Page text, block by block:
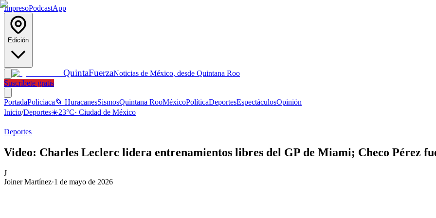
ImpresoPodcastApp
Edición
QuintaFuerzaNoticias de México, desde Quintana Roo
Suscríbete gratis
PortadaPoliciaca 🌀 HuracanesSismosQuintana RooMéxicoPolíticaDeportesEspectáculosOpinión
Inicio/Deportes☀️23°C· Ciudad de México
Deportes
Video: Charles Leclerc lidera entrenamientos libres del GP de Miami; Checo Pérez
J
Joiner Martínez·1 de mayo de 2026